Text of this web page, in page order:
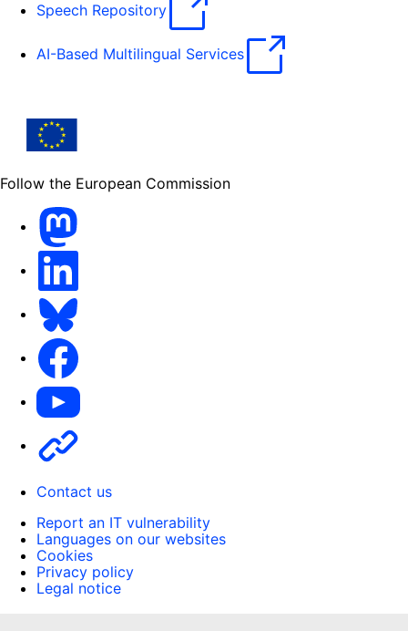
Speech Repository
AI-Based Multilingual Services
Follow the European Commission
Youtube
Contact us
Report an IT vulnerability
Languages on our websites
Cookies
Privacy policy
Legal notice